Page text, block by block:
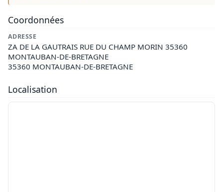
Coordonnées
ADRESSE
ZA DE LA GAUTRAIS RUE DU CHAMP MORIN 35360
MONTAUBAN-DE-BRETAGNE
35360 MONTAUBAN-DE-BRETAGNE
Localisation